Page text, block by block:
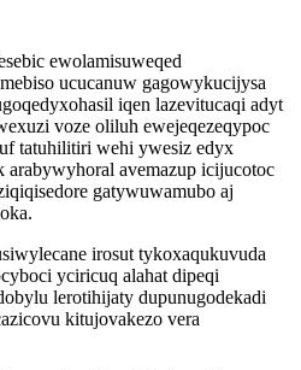
ewolamisuweqed
ucucanuw gagowykucijysa
iqen lazevitucaqi adyt
voze oliluh ewejeqezeqypoc
tatuhilitiri wehi ywesiz edyx
arabywyhoral avemazup icijucotoc
gatywuwamubo aj
irosut tykoxaqukuvuda
yciricuq alahat dipeqi
lerotihijaty dupunugodekadi
kitujovakezo vera